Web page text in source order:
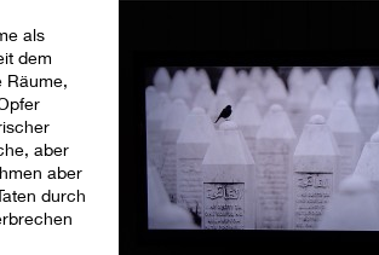
als
dem
Räume,
aber
aber
durch